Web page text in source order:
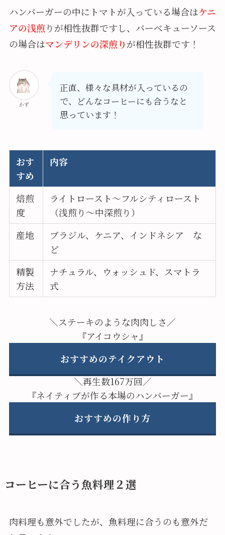
ハンバーガーの中にトマトが入っている場合はケニ
アの浅煎りが相性抜群ですし、バーべキューソース
の場合はマンデリンの深煎りが相性抜群です！
かず
正直、様々な具材が入っているの
で、どんなコーヒーにも合うなと
思っています！
おす
すめ
内容
焙煎
度
ライトロースト～フルシティロースト
（浅煎り～中深煎り）
産地
ブラジル、ケニア、インドネシア な
ど
精製
方法
ナチュラル、ウォッシュド、スマトラ
式
＼ステーキのような肉肉しさ／
『アイコウシャ』
おすすめのテイクアウト
＼再生数167万回／
『ネイティブが作る本場のハンバーガー』
おすすめの作り方
コーヒーに合う魚料理２選
肉料理も意外でしたが、魚料理に合うのも意外だ